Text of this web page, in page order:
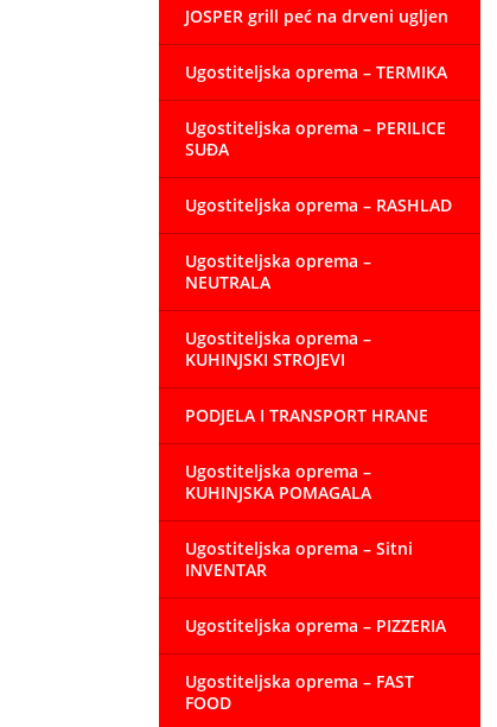
JOSPER grill peć na drveni ugljen
Ugostiteljska oprema – TERMIKA
Ugostiteljska oprema – PERILICE
SUĐA
Ugostiteljska oprema – RASHLAD
Ugostiteljska oprema –
NEUTRALA
Ugostiteljska oprema –
KUHINJSKI STROJEVI
PODJELA I TRANSPORT HRANE
Ugostiteljska oprema –
KUHINJSKA POMAGALA
Ugostiteljska oprema – Sitni
INVENTAR
Ugostiteljska oprema – PIZZERIA
Ugostiteljska oprema – FAST
FOOD